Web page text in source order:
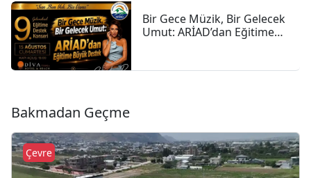
Bir Gece Müzik, Bir Gelecek
Umut: ARİAD’dan Eğitime
Bakmadan Geçme
Çevre